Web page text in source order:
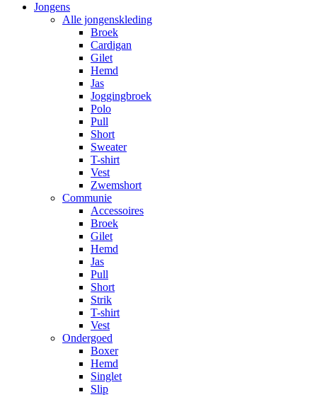
Jongens
Alle jongenskleding
Broek
Cardigan
Gilet
Hemd
Jas
Joggingbroek
Polo
Pull
Short
Sweater
T-shirt
Vest
Zwemshort
Communie
Accessoires
Broek
Gilet
Hemd
Jas
Pull
Short
Strik
T-shirt
Vest
Ondergoed
Boxer
Hemd
Singlet
Slip